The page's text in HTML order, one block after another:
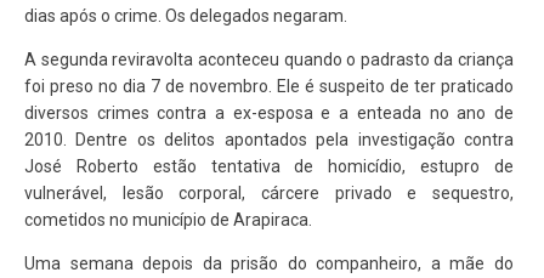
dias após o crime. Os delegados negaram.
A segunda reviravolta aconteceu quando o padrasto da criança
foi preso no dia 7 de novembro. Ele é suspeito de ter praticado
diversos crimes contra a ex-esposa e a enteada no ano de
2010. Dentre os delitos apontados pela investigação contra
José Roberto estão tentativa de homicídio, estupro de
vulnerável, lesão corporal, cárcere privado e sequestro,
cometidos no município de Arapiraca.
Uma semana depois da prisão do companheiro, a mãe do